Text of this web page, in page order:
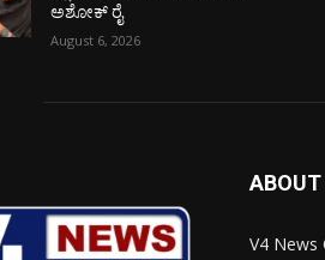
ಅಶೋಕ್ ರೈ
August 6, 2026
ABOUT
V4 News